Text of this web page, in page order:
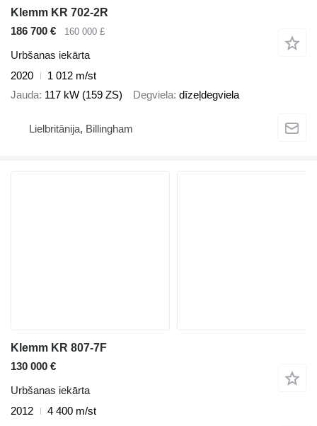
Klemm KR 702-2R
186 700 €
160 000 £
Urbšanas iekārta
2020
1 012 m/st
Jauda 117 kW (159 ZS) Degviela dīzeļdegviela
Lielbritānija, Billingham
Klemm KR 807-7F
130 000 €
Urbšanas iekārta
2012
4 400 m/st